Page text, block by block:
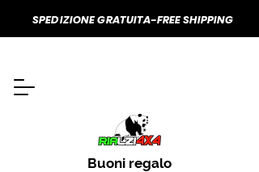
Buoni regalo
SPEDIZIONE GRATUITA-FREE SHIPPING